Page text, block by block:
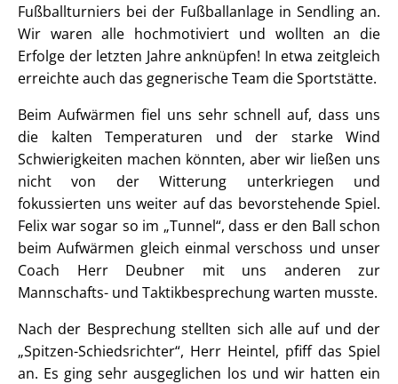
Fußballturniers bei der Fußballanlage in Sendling an.
Wir waren alle hochmotiviert und wollten an die
Erfolge der letzten Jahre anknüpfen! In etwa zeitgleich
erreichte auch das gegnerische Team die Sportstätte.
Beim Aufwärmen fiel uns sehr schnell auf, dass uns
die kalten Temperaturen und der starke Wind
Schwierigkeiten machen könnten, aber wir ließen uns
nicht von der Witterung unterkriegen und
fokussierten uns weiter auf das bevorstehende Spiel.
Felix war sogar so im „Tunnel“, dass er den Ball schon
beim Aufwärmen gleich einmal verschoss und unser
Coach Herr Deubner mit uns anderen zur
Mannschafts- und Taktikbesprechung warten musste.
Nach der Besprechung stellten sich alle auf und der
„Spitzen-Schiedsrichter“, Herr Heintel, pfiff das Spiel
an. Es ging sehr ausgeglichen los und wir hatten ein